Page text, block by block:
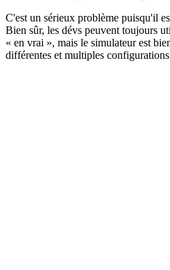
C'est un sérieux problème puisqu'il
Bien sûr, les dévs peuvent toujours
« en vrai », mais le simulateur est
différentes et multiples